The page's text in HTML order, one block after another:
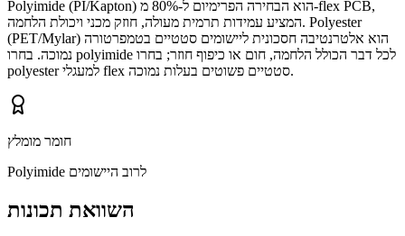
Polyimide (PI/Kapton) הוא הבחירה הפרימיום ל-80% מ-flex PCB,
המציע עמידות תרמית מעולה, חוזק מכני ויכולת הלחמה. Polyester
(PET/Mylar) הוא אלטרנטיבה חסכונית ליישומים סטטיים בטמפרטורה
נמוכה. בחרו polyimide לכל דבר הכולל הלחמה, חום או כיפוף חוזר; בחרו
polyester למעגלי flex סטטיים פשוטים בעלות נמוכה.
חומר מומלץ
Polyimide לרוב היישומים
השוואת תכונות